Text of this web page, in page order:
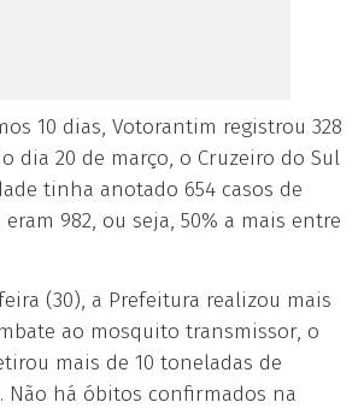
10 dias, Votorantim registrou 328
dia 20 de março, o Cruzeiro do Sul
tinha anotado 654 casos de
982, ou seja, 50% a mais entre
(30), a Prefeitura realizou mais
ao mosquito transmissor, o
mais de 10 toneladas de
Não há óbitos confirmados na